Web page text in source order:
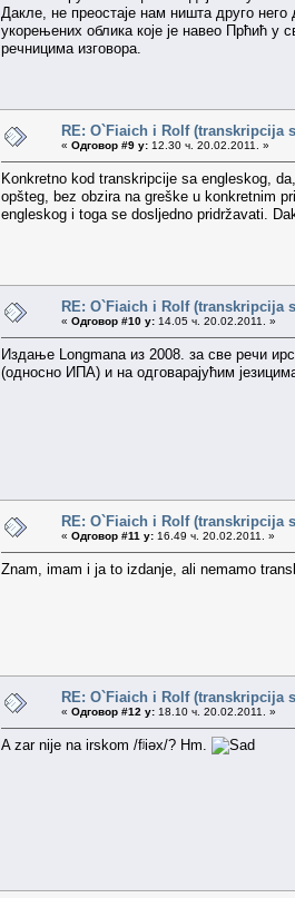
Дакле, не преостаје нам ништа друго него
укорењених облика које је навео Прћић
речницима изговора.
RE: O`Fiaich i Rolf (transkripcija
« Одговор #9 у: 12.30 ч. 20.02.2011. »
Konkretno kod transkripcije sa engleskog,
opšteg, bez obzira na greške u konkretnim
engleskog i toga se dosljedno pridržavati.
RE: O`Fiaich i Rolf (transkripcija
« Одговор #10 у: 14.05 ч. 20.02.2011. »
Издање Longmana из 2008. за све речи
(односно ИПА) и на одговарајућим
RE: O`Fiaich i Rolf (transkripcija
« Одговор #11 у: 16.49 ч. 20.02.2011. »
Znam, imam i ja to izdanje, ali nemamo
RE: O`Fiaich i Rolf (transkripcija
« Одговор #12 у: 18.10 ч. 20.02.2011. »
A zar nije na irskom /fʲiəx/? Hm.